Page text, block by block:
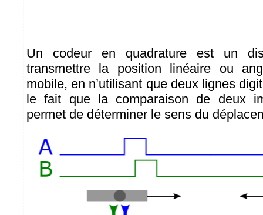
Un codeur en quadrature est un
transmettre la position linéaire ou
mobile, en n’utilisant que deux lignes
le fait que la comparaison de deux
permet de déterminer le sens du